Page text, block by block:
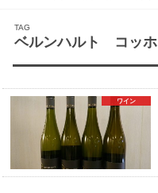
TAG
ベルンハルト コッホ
ワイン